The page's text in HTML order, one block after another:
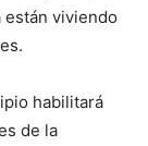
están viviendo
habilitará
de la